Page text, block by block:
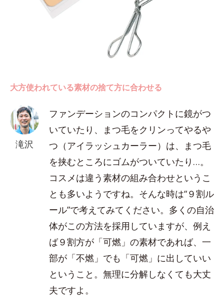
大方使われている素材の捨て方に合わせる
滝沢
ファンデーションのコンパクトに鏡がつ
いていたり、まつ毛をクリンってやるや
つ（アイラッシュカーラー）は、まつ毛
を挟むところにゴムがついていたり…。
コスメは違う素材の組み合わせというこ
とも多いようですね。そんな時は“９割ル
ール”で考えてみてください。多くの自治
体がこの方法を採用していますが、例え
ば９割方が「可燃」の素材であれば、一
部が「不燃」でも「可燃」に出していい
ということ。無理に分解しなくても大丈
夫ですよ。